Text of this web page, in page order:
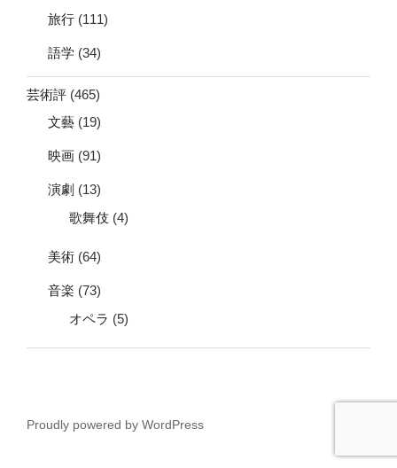
旅行 (111)
語学 (34)
芸術評 (465)
文藝 (19)
映画 (91)
演劇 (13)
歌舞伎 (4)
美術 (64)
音楽 (73)
オペラ (5)
Proudly powered by WordPress